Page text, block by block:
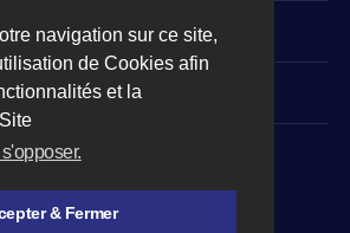
navigation sur ce site,
de Cookies afin
et la
& Fermer
légales -CGU